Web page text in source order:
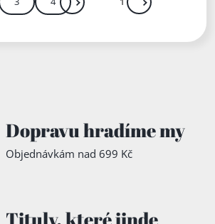
Další Přejít
Dopravu hradíme my
Objednávkám nad 699 Kč